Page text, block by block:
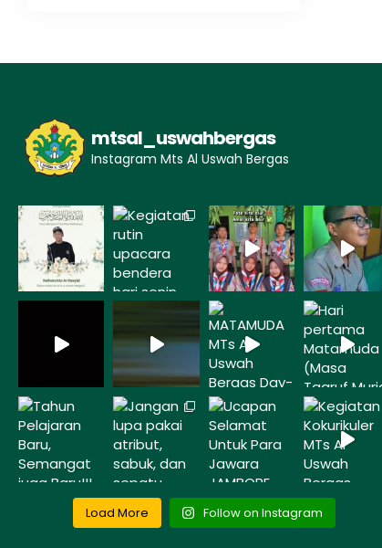
mtsal_uswahbergas
Instagram Mts Al Uswah Bergas
Load More Follow on Instagram